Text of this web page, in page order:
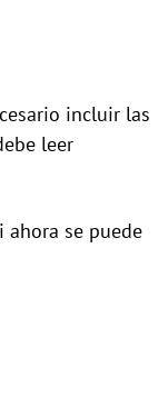
incluir las
leer
ahora se puede